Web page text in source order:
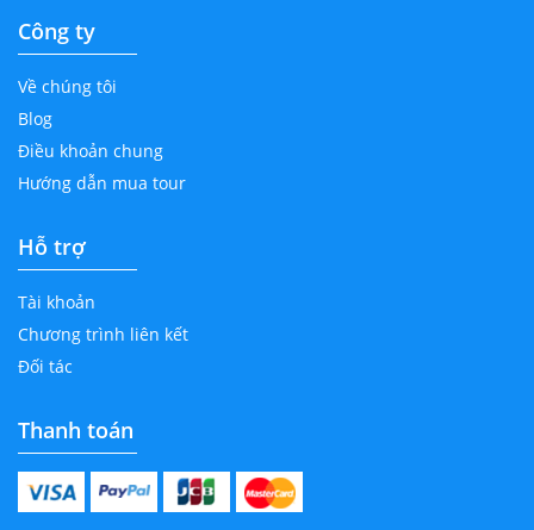
Công ty
Về chúng tôi
Blog
Điều khoản chung
Hướng dẫn mua tour
Hỗ trợ
Tài khoản
Chương trình liên kết
Đối tác
Thanh toán